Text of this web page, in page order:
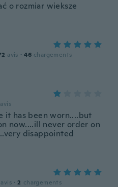
o rozmiar wieksze
avis · 46 chargements
avis
it has been worn....but
now....ill never order on
disappointed
avis · 2 chargements